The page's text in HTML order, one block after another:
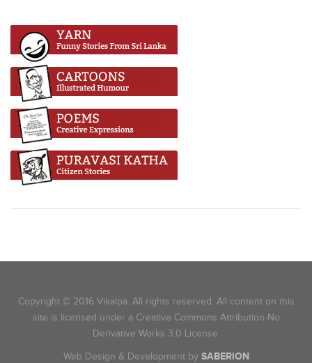
Copyright © 2016 Vikalpa. All rights reserved. All content on this
site is licensed under a Creative Commons Attribution-No
Derivative Works 3.0 License.
Web Design & Development by SABERION